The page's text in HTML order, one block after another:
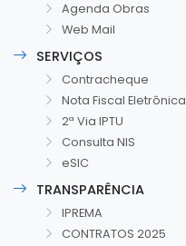
Agenda Obras
Web Mail
SERVIÇOS
Contracheque
Nota Fiscal Eletrônica
2ª Via IPTU
Consulta NIS
eSIC
TRANSPARÊNCIA
IPREMA
CONTRATOS 2025